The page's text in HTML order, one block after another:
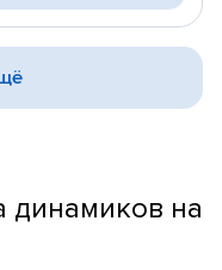
динамиков на